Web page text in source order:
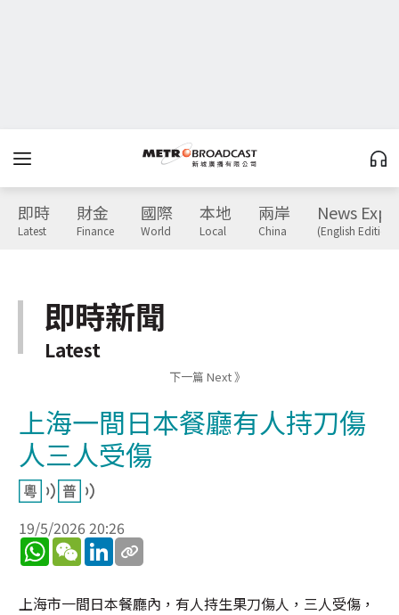
即時
Latest
財金
Finance
國際
World
本地
Local
兩岸
China
News
(English Edition)
即時新聞
Latest
下一篇 Next 》
上海一間日本餐廳有人持刀傷
人三人受傷
19/5/2026 20:26
WhatsApp
WeChatLinkedIn
上海市一間日本餐廳內，有人持生果刀傷人，三人受傷，